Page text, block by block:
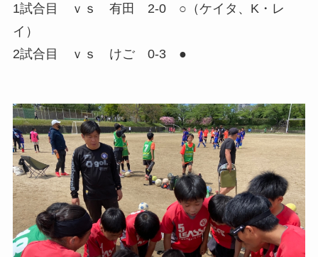
1試合目 ｖｓ 有田 2-0 ○（ケイタ、K・レ
イ）
2試合目 ｖｓ けご 0-3 ●